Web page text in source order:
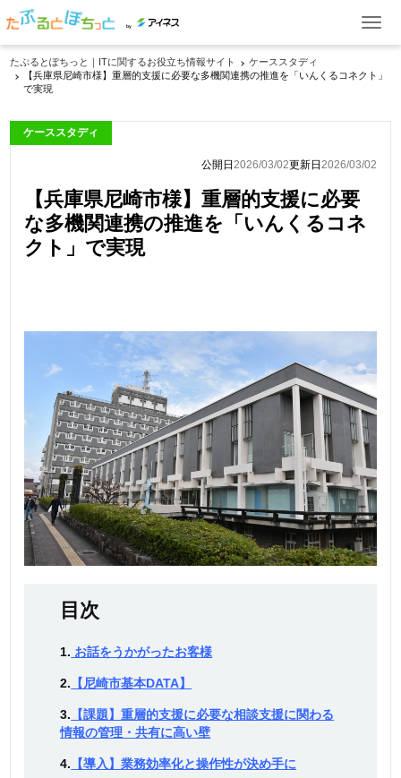
by
ITお役立ち情報
ケーススタディ
イベント・セミナー
製品一覧
たぷるとぽちっと｜ITに関するお役立ち情報サイト
ケーススタディ
【兵庫県尼崎市様】重層的支援に必要な多機関連携の推進を「いんくるコネクト」
で実現
ケーススタディ
公開日 2026/03/02更新日 2026/03/02
【兵庫県尼崎市様】重層的支援に必要
な多機関連携の推進を「いんくるコネ
クト」で実現
目次
1. お話をうかがったお客様
2. 【尼崎市基本DATA】
3. 【課題】重層的支援に必要な相談支援に関わる
情報の管理・共有に高い壁
4. 【導入】業務効率化と操作性が決め手に